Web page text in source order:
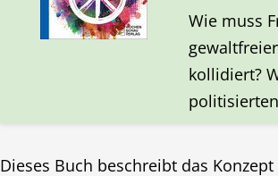
Wie muss
kollidiert?
Dieses Buch beschreibt das